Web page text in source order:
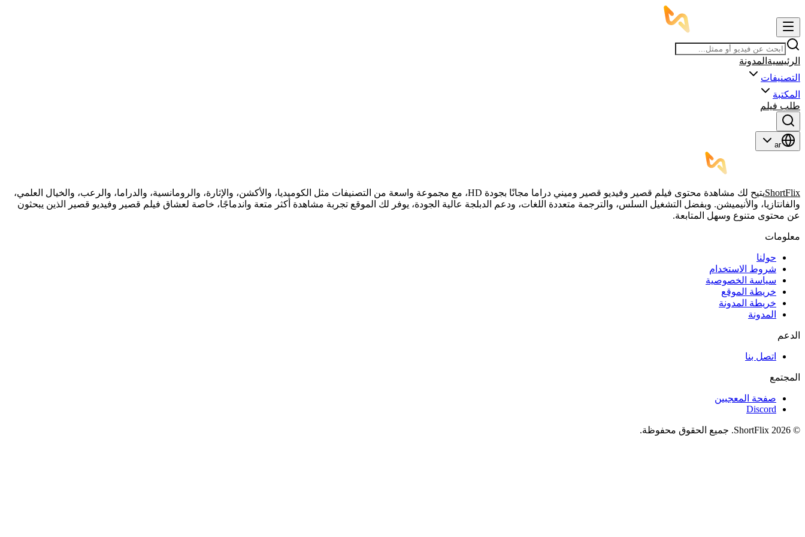
الرئيسية المدونة
التصنيفات
المكتبة
طلب فيلم
ar
ShortFlix
يتيح لك مشاهدة محتوى فيلم قصير وفيديو قصير وميني دراما مجانًا بجودة HD، مع مجموعة واسعة من التصنيفات مثل الكوميديا، والأكشن، والإثارة، والرومانسية، والدراما، والرعب، والخيال العلمي،
والفانتازيا، والأنيميشن. وبفضل التشغيل السلس، والترجمة متعددة اللغات، ودعم الدبلجة عالية الجودة، يوفر لك الموقع تجربة مشاهدة أكثر متعة واندماجًا، خاصة لعشاق فيلم قصير وفيديو قصير الذين يبحثون
عن محتوى متنوع وسهل المتابعة.
معلومات
حولنا
شروط الاستخدام
سياسة الخصوصية
خريطة الموقع
خريطة المدونة
المدونة
الدعم
اتصل بنا
المجتمع
صفحة المعجبين
Discord
© 2026 ShortFlix. جميع الحقوق محفوظة.